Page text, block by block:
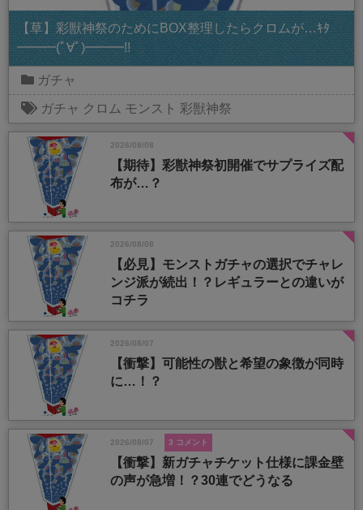
【草】彩獣神祭のためにBOX整理したらクロムが…ｷﾀ
━━━(ﾟ∀ﾟ)━━━!!
ガチャ
ガチャ クロム モンスト 彩獣神祭
2026/08/08
【期待】彩獣神祭初開催でサプライズ配
布が…？
2026/08/08
【必見】モンストガチャの選択でチャレ
ンジ派が続出！？レギュラーとの違いが
コチラ
2026/08/07
【衝撃】可能性の獣と希望の象徴が同時
に…！？
2026/08/07 3 コメント
【衝撃】新ガチャチケット仕様に課金壁
の声が急増！？30連でどうなる